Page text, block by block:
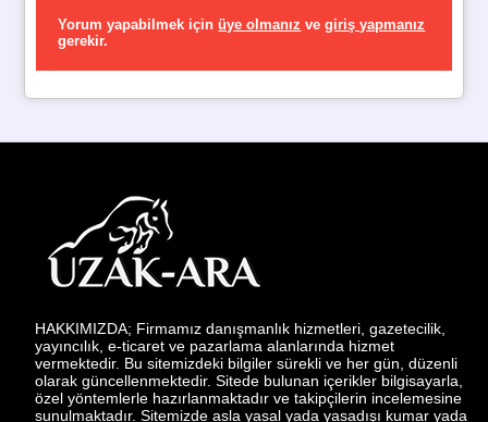
Yorum yapabilmek içinüye olmanız vegiriş yapmanız
gerekir.
HAKKIMIZDA; Firmamız danışmanlık hizmetleri, gazetecilik,
yayıncılık, e-ticaret ve pazarlama alanlarında hizmet
vermektedir. Bu sitemizdeki bilgiler sürekli ve her gün, düzenli
olarak güncellenmektedir. Sitede bulunan içerikler bilgisayarla,
özel yöntemlerle hazırlanmaktadır ve takipçilerin incelemesine
sunulmaktadır. Sitemizde asla yasal yada yasadışı kumar yada